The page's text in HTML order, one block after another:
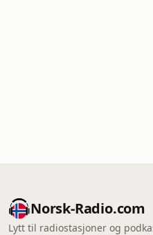
Norsk-Radio.com
Lytt til radiostasjoner og